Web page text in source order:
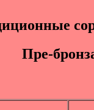
Пpe-